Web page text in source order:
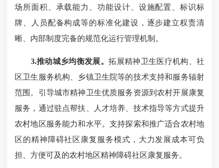
场所面积、承载能力、功能设计、设施配置、标识标
牌、人员配备构成等的标准化建设，逐步建立权责清
晰、内部制度完备的规范化运行管理机制。
3.推动城乡均衡发展。拓展精神卫生医疗机构、社
区卫生服务机构、乡镇卫生院等的技术支持和服务辐射
范围。引导城市精神卫生优质服务资源到农村开展康复
服务，通过驻点帮扶、人才培养、技术指导等方式提升
农村地区服务能力和水平。支持探索和推广适合农村地
区的精神障碍社区康复服务模式，大力发展成本可负
担、方便可及的农村地区精神障碍社区康复服务。